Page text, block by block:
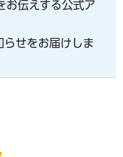
お伝えする公式ア
らせをお届けしま